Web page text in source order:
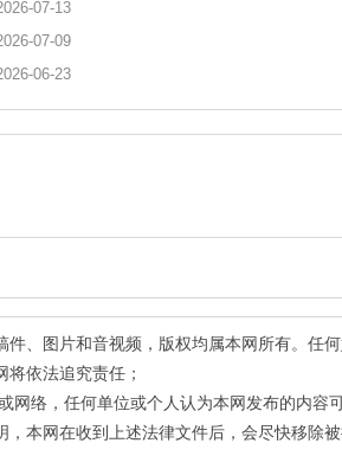
07-13
07-09
06-23
、图片和音视频，版权均属本网所有。任
依法追究责任；
络，任何单位或个人认为本网发布的内容
本网在收到上述法律文件后，会尽快移除被